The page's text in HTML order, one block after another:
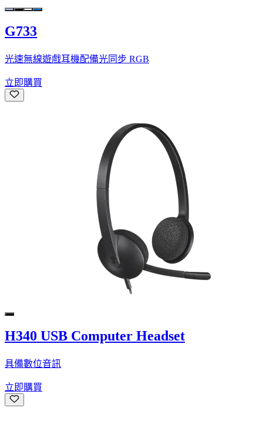
G733
光速無線遊戲耳機配備光同步 RGB
立即購買
H340 USB Computer Headset
具備數位音訊
立即購買